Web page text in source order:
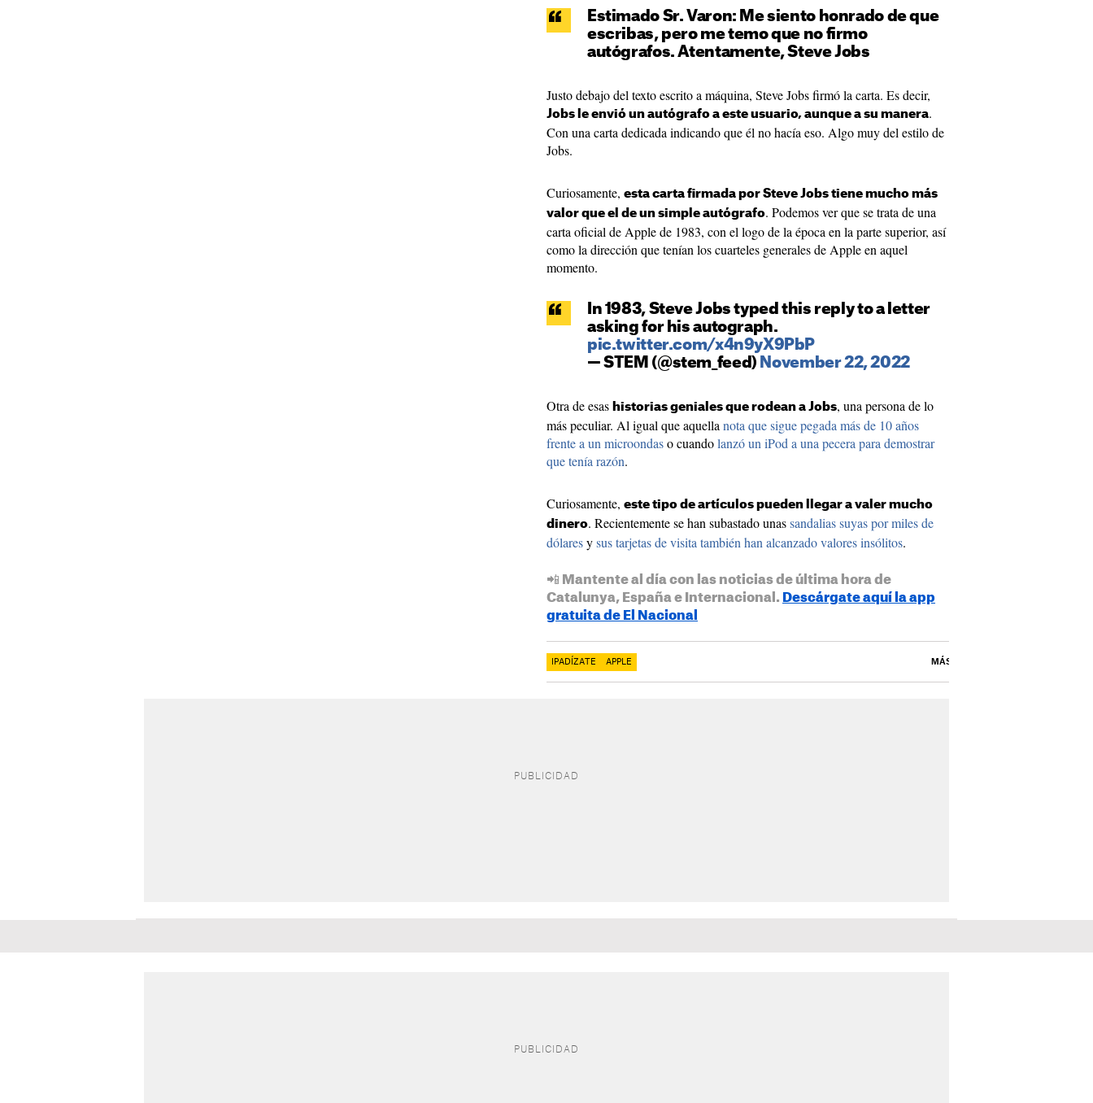
Estimado Sr. Varon: Me siento honrado de que
escribas, pero me temo que no firmo
autógrafos. Atentamente, Steve Jobs
Justo debajo del texto escrito a máquina, Steve Jobs firmó la carta. Es decir,
Jobs le envió un autógrafo a este usuario, aunque a su manera.
Con una carta dedicada indicando que él no hacía eso. Algo muy del estilo de
Jobs.
Curiosamente, esta carta firmada por Steve Jobs tiene mucho más
valor que el de un simple autógrafo. Podemos ver que se trata de una
carta oficial de Apple de 1983, con el logo de la época en la parte superior, así
como la dirección que tenían los cuarteles generales de Apple en aquel
momento.
In 1983, Steve Jobs typed this reply to a letter
asking for his autograph.
pic.twitter.com/x4n9yX9PbP
— STEM (@stem_feed) November 22, 2022
Otra de esas historias geniales que rodean a Jobs, una persona de lo
más peculiar. Al igual que aquellanota que sigue pegada más de 10 años
frente a un microondaso cuandolanzó un iPod a una pecera para demostrar
que tenía razón.
Curiosamente, este tipo de artículos pueden llegar a valer mucho
dinero. Recientemente se han subastado unassandalias suyas por miles de
dólaresysus tarjetas de visita también han alcanzado valores insólitos.
📲 Mantente al día con las noticias de última hora de
Catalunya, España e Internacional. Descárgate aquí la app
gratuita de El Nacional
IPADÍZATE APPLE MÁS